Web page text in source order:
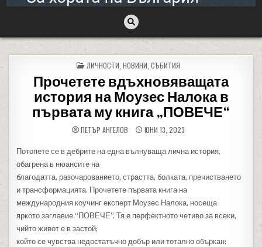
POSTED IN
ЛИЧНОСТИ, НОВИНИ, СЪБИТИЯ
Прочетете вдъхновяващата
история на Моузес Налока в
първата му книга „ПОВЕЧЕ“
ПЕТЪР АНГЕЛОВ ЮНИ 13, 2023
Потопете се в дебрите на една вълнуваща лична история,
обагрена в нюансите на
благодатта, разочарованието, страстта, болката, пречистването
и трансформацията. Прочетете първата книга на
международния коучинг експерт Моузес Налока, носеща
яркото заглавие “ПОВЕЧЕ”. Тя е перфектното четиво за всеки,
чийто живот е в застой;
който се чувства недостатъчно добър или тотално объркан;